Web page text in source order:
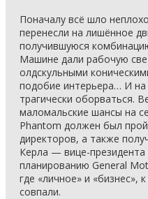
Поначалу всё шло
перенесли на лишённое
получившуюся
Машине дали рабочую
олдскульными
подобие интерьера… И
трагически оборваться.
маломальские шансы на
Phantom должен был
директоров, а также
Керла — вице-президента
планированию General
где «личное» и
совпали.